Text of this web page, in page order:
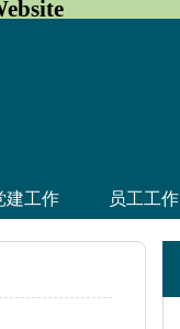
建工作 员工工作